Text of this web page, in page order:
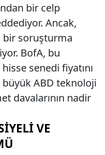
bir celp
Ancak,
bir soruşturma
BofA, bu
senedi fiyatını
ABD teknoloji
davalarının nadir
VE